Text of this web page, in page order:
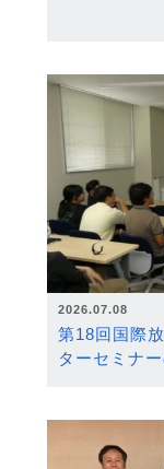
2026.07.08
第18回国際
ターセミナ